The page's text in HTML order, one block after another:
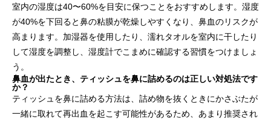
室内の湿度は40〜60%を目安に保つことをおすすめします。湿度
が40%を下回ると鼻の粘膜が乾燥しやすくなり、鼻血のリスクが
高まります。加湿器を使用したり、濡れタオルを室内に干したり
して湿度を調整し、湿度計でこまめに確認する習慣をつけましょ
う。
鼻血が出たとき、ティッシュを鼻に詰めるのは正しい対処法です
か？
ティッシュを鼻に詰める方法は、詰め物を抜くときにかさぶたが
一緒に取れて再出血を起こす可能性があるため、あまり推奨され